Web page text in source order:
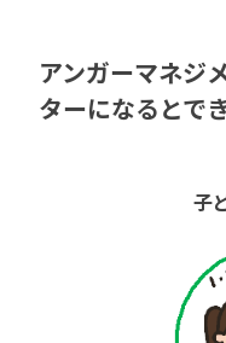
アンガーマネジ
ターになるとで
子